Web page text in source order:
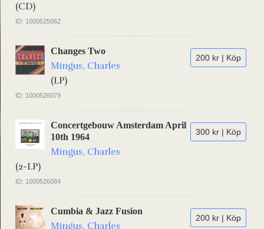
(CD)
ID: 1000525062
200 kr | Köp
Changes Two
Mingus, Charles
(LP)
ID: 1000526079
300 kr | Köp
Concertgebouw Amsterdam April
10th 1964
Mingus, Charles
(2-LP)
ID: 1000526084
200 kr | Köp
Cumbia & Jazz Fusion
Mingus, Charles